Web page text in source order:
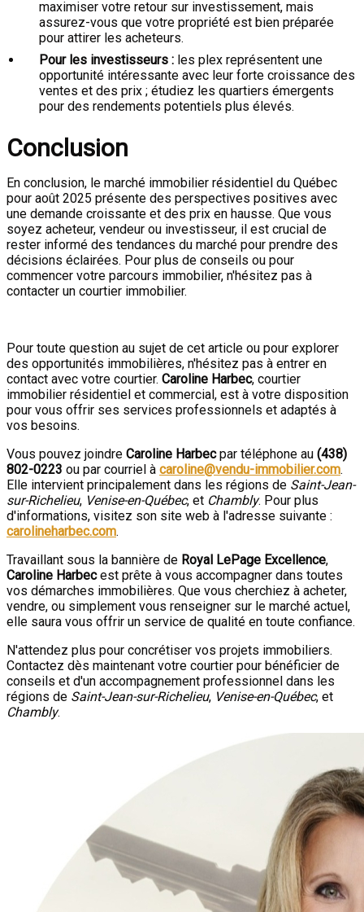
maximiser votre retour sur investissement, mais
assurez-vous que votre propriété est bien préparée
pour attirer les acheteurs.
Pour les investisseurs : les plex représentent une
opportunité intéressante avec leur forte croissance des
ventes et des prix ; étudiez les quartiers émergents
pour des rendements potentiels plus élevés.
Conclusion
En conclusion, le marché immobilier résidentiel du Québec
pour août 2025 présente des perspectives positives avec
une demande croissante et des prix en hausse. Que vous
soyez acheteur, vendeur ou investisseur, il est crucial de
rester informé des tendances du marché pour prendre des
décisions éclairées. Pour plus de conseils ou pour
commencer votre parcours immobilier, n'hésitez pas à
contacter un courtier immobilier.
Pour toute question au sujet de cet article ou pour explorer
des opportunités immobilières, n'hésitez pas à entrer en
contact avec votre courtier. Caroline Harbec, courtier
immobilier résidentiel et commercial, est à votre disposition
pour vous offrir ses services professionnels et adaptés à
vos besoins.
Vous pouvez joindre Caroline Harbecpar téléphone au (438)
802-0223 ou par courriel à caroline@vendu-immobilier.com.
Elle intervient principalement dans les régions de Saint-Jean-
sur-Richelieu, Venise-en-Québec, et Chambly. Pour plus
d'informations, visitez son site web à l'adresse suivante :
carolineharbec.com.
Travaillant sous la bannière de Royal LePage Excellence,
Caroline Harbecest prête à vous accompagner dans toutes
vos démarches immobilières. Que vous cherchiez à acheter,
vendre, ou simplement vous renseigner sur le marché actuel,
elle saura vous offrir un service de qualité en toute confiance.
N'attendez plus pour concrétiser vos projets immobiliers.
Contactez dès maintenant votre courtier pour bénéficier de
conseils et d'un accompagnement professionnel dans les
régions de Saint-Jean-sur-Richelieu, Venise-en-Québec, et
Chambly.